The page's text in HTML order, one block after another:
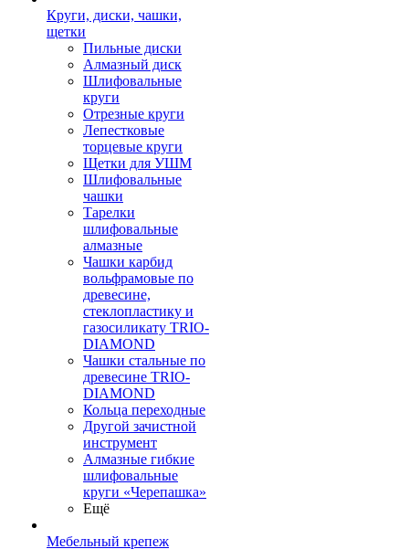
Круги, диски, чашки,
щетки
Пильные диски
Алмазный диск
Шлифовальные
круги
Отрезные круги
Лепестковые
торцевые круги
Щетки для УШМ
Шлифовальные
чашки
Тарелки
шлифовальные
алмазные
Чашки карбид
вольфрамовые по
древесине,
стеклопластику и
газосиликату TRIO-
DIAMOND
Чашки стальные по
древесине TRIO-
DIAMOND
Кольца переходные
Другой зачистной
инструмент
Алмазные гибкие
шлифовальные
круги «Черепашка»
Ещё
Мебельный крепеж